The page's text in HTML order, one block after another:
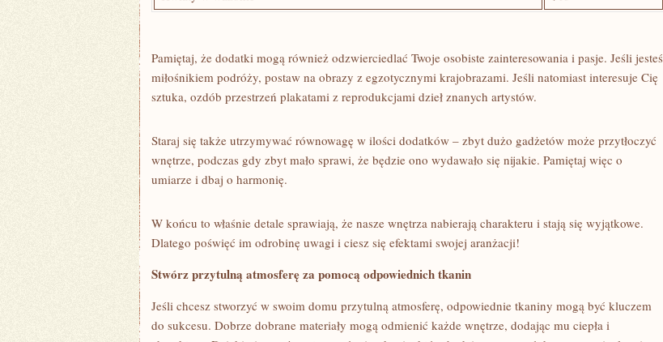
Pamiętaj, że dodatki mogą również ⁤odzwierciedlać Twoje osobiste zainteresowania i pasje. Jeśli jesteś
miłośnikiem ⁣podróży, postaw na obrazy z egzotycznymi krajobrazami. Jeśli natomiast interesuje Cię
sztuka, ozdób przestrzeń‌ plakatami z ‍reprodukcjami dzieł znanych artystów.
Staraj się także utrzymywać‍ równowagę w​ ilości dodatków – zbyt dużo gadżetów może przytłoczyć
wnętrze, podczas gdy zbyt mało sprawi, że będzie ono wydawało się nijakie. Pamiętaj więc o
umiarze i dbaj o harmonię.
W końcu to ⁢właśnie detale sprawiają, że ‌nasze wnętrza nabierają charakteru i stają⁤ się wyjątkowe.
Dlatego poświęć‌ im odrobinę‍ uwagi i ciesz się efektami swojej aranżacji!
Stwórz‍ przytulną ⁣atmosferę za pomocą odpowiednich tkanin
Jeśli chcesz stworzyć‍ w swoim ‌domu przytulną‌ atmosferę, odpowiednie​ tkaniny mogą być kluczem
do sukcesu. Dobrze ⁣dobrane ⁢materiały‌ mogą odmienić każde wnętrze, ​dodając mu ⁣ciepła i